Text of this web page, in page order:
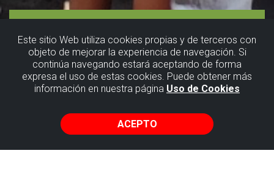
Este sitio Web utiliza cookies propias y de terceros con
objeto de mejorar la experiencia de navegación. Si
continúa navegando estará aceptando de forma
expresa el uso de estas cookies. Puede obtener más
información en nuestra página Uso de Cookies
ACEPTO